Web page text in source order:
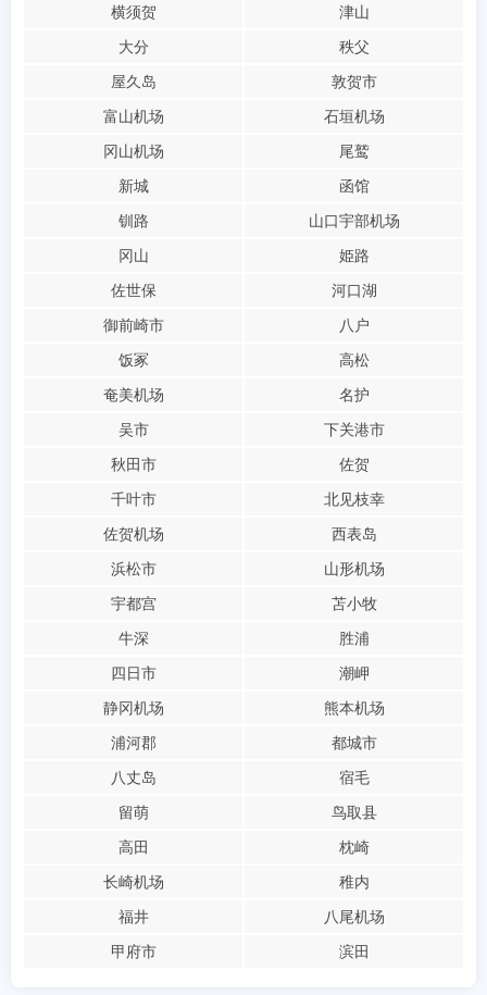
横须贺
津山
大分
秩父
屋久岛
敦贺市
富山机场
石垣机场
冈山机场
尾鹫
新城
函馆
钏路
山口宇部机场
冈山
姫路
佐世保
河口湖
御前崎市
八户
饭冢
高松
奄美机场
名护
吴市
下关港市
秋田市
佐贺
千叶市
北见枝幸
佐贺机场
西表岛
浜松市
山形机场
宇都宫
苫小牧
牛深
胜浦
四日市
潮岬
静冈机场
熊本机场
浦河郡
都城市
八丈岛
宿毛
留萌
鸟取县
高田
枕崎
长崎机场
稚内
福井
八尾机场
甲府市
滨田